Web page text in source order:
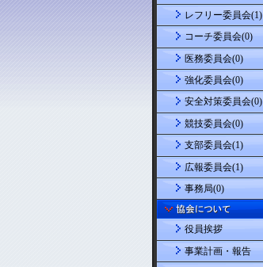
レフリー委員会(1)
コーチ委員会(0)
医務委員会(0)
強化委員会(0)
安全対策委員会(0)
競技委員会(0)
支部委員会(1)
広報委員会(1)
事務局(0)
役員挨拶
事業計画・報告